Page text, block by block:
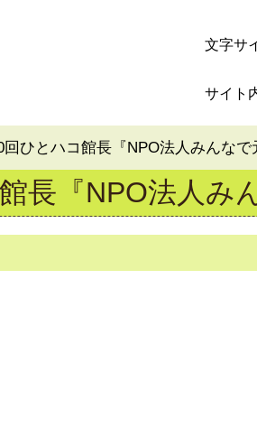
文字サ
サイト
ひとハコ館長『NPO法人みんなで
長『NPO法人